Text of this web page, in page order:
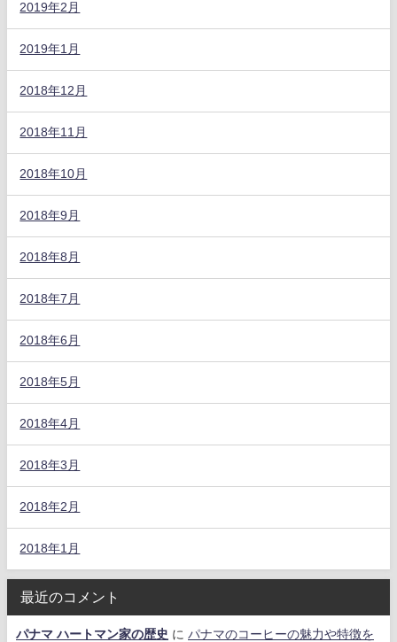
2019年2月
2019年1月
2018年12月
2018年11月
2018年10月
2018年9月
2018年8月
2018年7月
2018年6月
2018年5月
2018年4月
2018年3月
2018年2月
2018年1月
最近のコメント
パナマ ハートマン家の歴史 に パナマのコーヒーの魅力や特徴を